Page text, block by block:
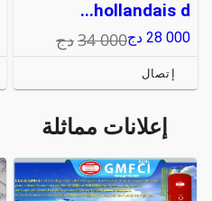
hollandais d...
28 000 دج34 000دج
إتصال
إعلانات مماثلة